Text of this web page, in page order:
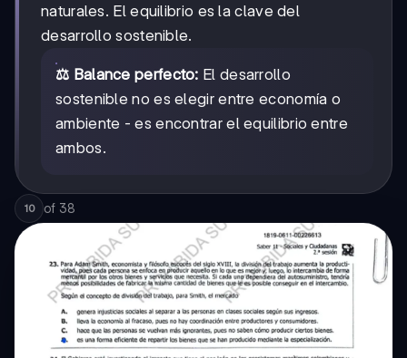
naturales. El equilibrio es la clave del
desarrollo sostenible.
⚖️ Balance perfecto: El desarrollo
sostenible no es elegir entre economía o
ambiente - es encontrar el equilibrio entre
ambos.
10 of 38